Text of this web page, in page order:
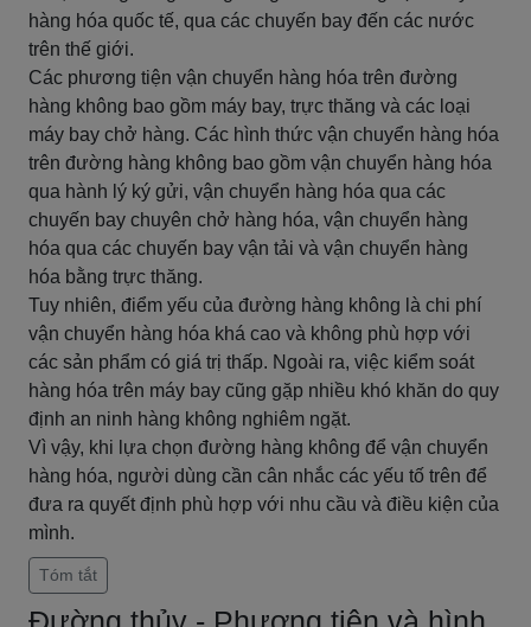
hàng hóa quốc tế, qua các chuyến bay đến các nước
trên thế giới.
Các phương tiện vận chuyển hàng hóa trên đường
hàng không bao gồm máy bay, trực thăng và các loại
máy bay chở hàng. Các hình thức vận chuyển hàng hóa
trên đường hàng không bao gồm vận chuyển hàng hóa
qua hành lý ký gửi, vận chuyển hàng hóa qua các
chuyến bay chuyên chở hàng hóa, vận chuyển hàng
hóa qua các chuyến bay vận tải và vận chuyển hàng
hóa bằng trực thăng.
Tuy nhiên, điểm yếu của đường hàng không là chi phí
vận chuyển hàng hóa khá cao và không phù hợp với
các sản phẩm có giá trị thấp. Ngoài ra, việc kiểm soát
hàng hóa trên máy bay cũng gặp nhiều khó khăn do quy
định an ninh hàng không nghiêm ngặt.
Vì vậy, khi lựa chọn đường hàng không để vận chuyển
hàng hóa, người dùng cần cân nhắc các yếu tố trên để
đưa ra quyết định phù hợp với nhu cầu và điều kiện của
mình.
Tóm tắt